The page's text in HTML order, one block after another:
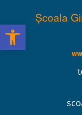
Școala
Deschide bara de unelte